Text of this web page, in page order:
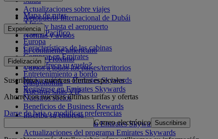
Actualizaciones sobre viajes
Aeropuerto Internacional de Dubái
Desde y hasta el aeropuerto
Normas y avisos
Mapa de rutas
África
Asia y Pacífico
Europa
El continente americano
Oriente Próximo
Vuelos a todos los países/territorios
Experiencia
Características de las cabinas
Comprar en Emirates
¿Qué ofrece su vuelo?
Entretenimiento a bordo
Gastronomía
Nuestras salas VIP
Fidelización
Inicie sesión en Emirates Skywards
Regístrese en Emirates Skywards
Nuestros socios
Beneficios de Business Rewards
Inscriba su empresa
Normativa del programa Emirates Skywards
Actualizaciones del programa Emirates Skywards
Suscribirse a nuestras ofertas especiales
Ahorre con nuestras últimas tarifas y ofertas
Darse de baja o modificar preferencias
Correo electrónico Suscribirse